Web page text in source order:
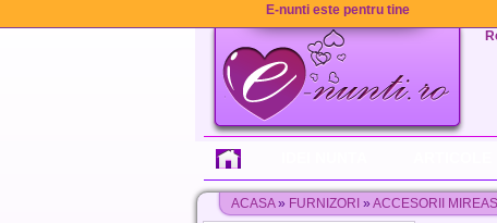
E-nunti este pentru tine
ACASA» FURNIZORI » ACCESORII